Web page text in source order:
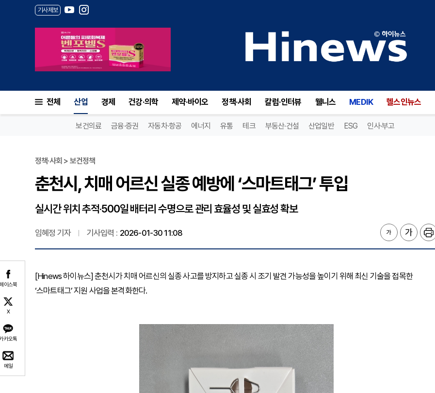
기사제보
전체 산업 경제 건강·의학 제약·바이오 정책·사회 칼럼·인터뷰 웰니스 MEDIK 헬스인뉴스
보건의료 금융·증권 자동차·항공 에너지 유통 테크 부동산·건설 산업일반 ESG 인사·부고
이스북
X
카오톡
메일
정책·사회 > 보건정책
춘천시, 치매 어르신 실종 예방에 ‘스마트태그’ 투입
실시간 위치 추적·500일 배터리 수명으로 관리 효율성 및 실효성 확보
임혜정 기자 기사입력 : 2026-01-30 11:08
[Hinews 하이뉴스] 춘천시가 치매 어르신의 실종 사고를 방지하고 실종 시 조기 발견 가능성을 높이기 위해 최신 기술을 접목한
‘스마트태그’ 지원 사업을 본격화한다.